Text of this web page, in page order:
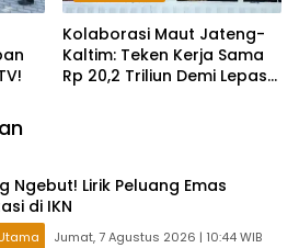
Kolaborasi Maut Jateng-
Kaltim: Teken Kerja Sama
Rp 20,2 Triliun Demi Lepas
Ngebut! Lirik Peluang Emas
di IKN
Jumat, 7 Agustus 2026 | 10:44 WIB